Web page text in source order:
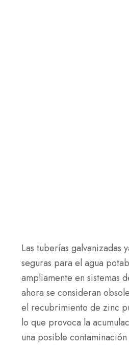
Las tuberías galvanizadas
seguras para el agua
ampliamente en sistemas
ahora se consideran
el recubrimiento de zinc
lo que provoca la
una posible